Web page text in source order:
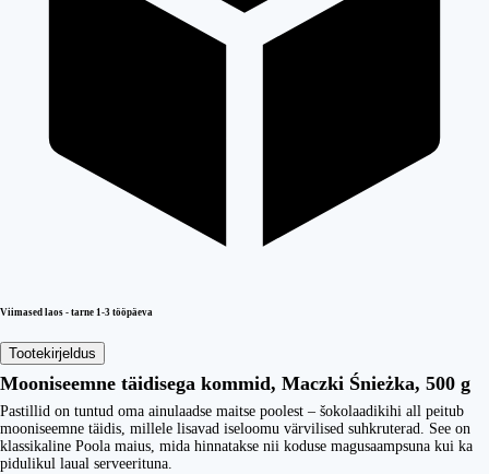
Viimased laos - tarne 1-3 tööpäeva
Tootekirjeldus
Mooniseemne täidisega kommid, Maczki Śnieżka, 500 g
Pastillid on tuntud oma ainulaadse maitse poolest – šokolaadikihi all peitub
mooniseemne täidis, millele lisavad iseloomu värvilised suhkruterad. See on
klassikaline Poola maius, mida hinnatakse nii koduse magusaampsuna kui ka
pidulikul laual serveerituna.